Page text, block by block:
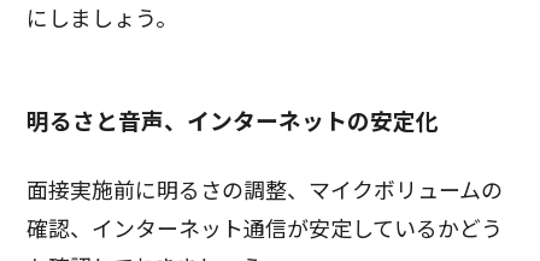
にしましょう。
明るさと音声、インターネットの安定化
面接実施前に明るさの調整、マイクボリュームの
確認、インターネット通信が安定しているかどう